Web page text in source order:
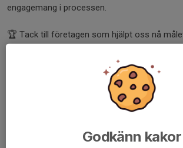
engagemang i processen.
🏆 Tack till företagen som hjälpt oss nå
Ett stort tack till alla företag som ställt upp
Godkänn kakor